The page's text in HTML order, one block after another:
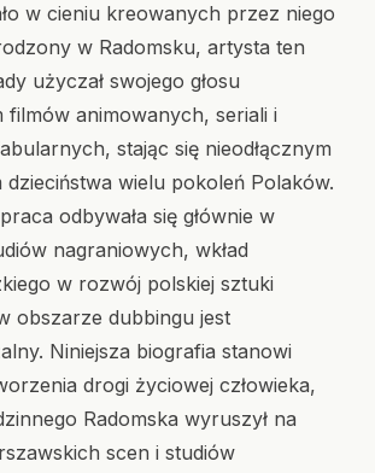
w cieniu kreowanych przez niego
w Radomsku, artysta ten
użyczał swojego głosu
filmów animowanych, seriali i
stając się nieodłącznym
dzieciństwa wielu pokoleń Polaków.
odbywała się głównie w
nagraniowych, wkład
w rozwój polskiej sztuki
obszarze dubbingu jest
Niniejsza biografia stanowi
drogi życiowej człowieka,
Radomska wyruszył na
scen i studiów